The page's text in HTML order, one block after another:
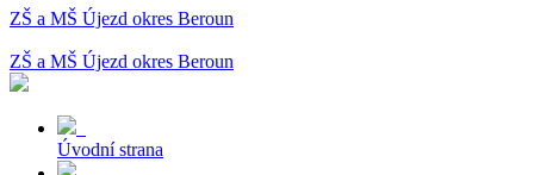
ZŠ a MŠ Újezd okres Beroun
ZŠ a MŠ Újezd okres Beroun
Úvodní strana